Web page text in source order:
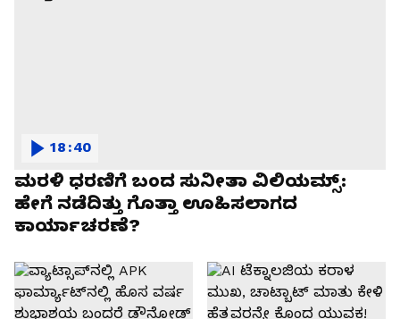
ಮರಳಿ ಧರಣಿಗೆ ಬಂದ ಸುನೀತಾ ವಿಲಿಯಮ್ಸ್:
ಹೇಗೆ ನಡೆದಿತ್ತು ಗೊತ್ತಾ ಊಹಿಸಲಾಗದ
ಕಾರ್ಯಾಚರಣೆ?
18:40